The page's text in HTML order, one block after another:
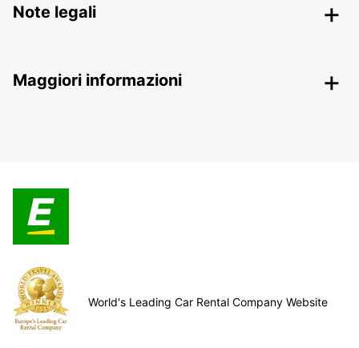
Note legali
Maggiori informazioni
World's Leading Car Rental Company Website